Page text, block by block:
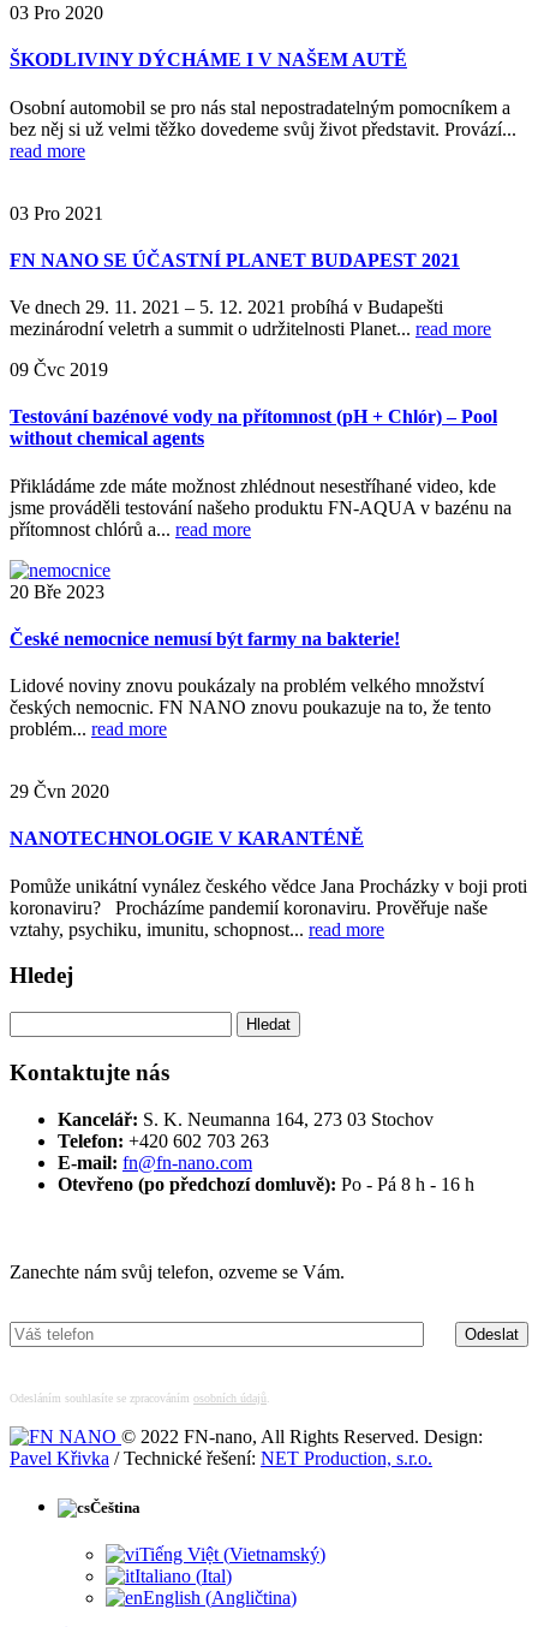
03 Pro 2020
ŠKODLIVINY DÝCHÁME I V NAŠEM AUTĚ
Osobní automobil se pro nás stal nepostradatelným pomocníkem a
bez něj si už velmi těžko dovedeme svůj život představit. Provází...
read more
03 Pro 2021
FN NANO SE ÚČASTNÍ PLANET BUDAPEST 2021
Ve dnech 29. 11. 2021 – 5. 12. 2021 probíhá v Budapešti
mezinárodní veletrh a summit o udržitelnosti Planet... read more
09 Čvc 2019
Testování bazénové vody na přítomnost (pH + Chlór) – Pool
without chemical agents
Přikládáme zde máte možnost zhlédnout nesestříhané video, kde
jsme prováděli testování našeho produktu FN-AQUA v bazénu na
přítomnost chlórů a... read more
20 Bře 2023
České nemocnice nemusí být farmy na bakterie!
Lidové noviny znovu poukázaly na problém velkého množství
českých nemocnic. FN NANO znovu poukazuje na to, že tento
problém... read more
29 Čvn 2020
NANOTECHNOLOGIE V KARANTÉNĚ
Pomůže unikátní vynález českého vědce Jana Procházky v boji proti
koronaviru? Procházíme pandemií koronaviru. Prověřuje naše
vztahy, psychiku, imunitu, schopnost... read more
Hledej
Kontaktujte nás
Kancelář: S. K. Neumanna 164, 273 03 Stochov
Telefon: +420 ‭602 703 263‬
E-mail: fn@fn-nano.com
Otevřeno (po předchozí domluvě): Po - Pá 8 h - 16 h
Zanechte nám svůj telefon, ozveme se Vám.
Odesláním souhlasíte se zpracováním osobních údajů
© 2022 FN-nano, All Rights Reserved. Design:
Pavel Křivka / Technické řešení: NET Production, s.r.o.
Čeština
Tiếng Việt (Vietnamský)
Italiano (Ital)
English (Angličtina)